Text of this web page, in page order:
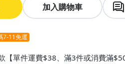
加入購物車
7-11免運
【單件運費$38、滿3件或消費滿